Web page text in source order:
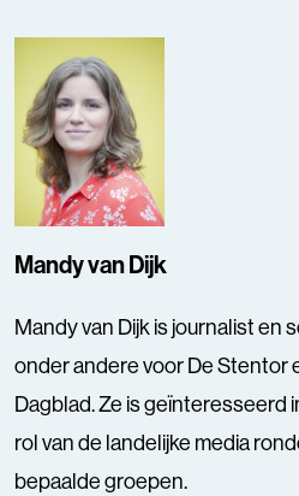
Mandy van Dijk
Mandy van Dijk is journalist en
onder andere voor De Stentor
Dagblad. Ze is geïnteresseerd
rol van de landelijke media
bepaalde groepen.